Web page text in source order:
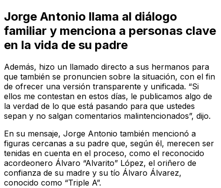
Jorge Antonio llama al diálogo
familiar y menciona a personas clave
en la vida de su padre
Además, hizo un llamado directo a sus hermanos para
que también se pronuncien sobre la situación, con el fin
de ofrecer una versión transparente y unificada. “Si
ellos me contestan en estos días, le publicamos algo de
la verdad de lo que está pasando para que ustedes
sepan y no salgan comentarios malintencionados”, dijo.
En su mensaje, Jorge Antonio también mencionó a
figuras cercanas a su padre que, según él, merecen ser
tenidas en cuenta en el proceso, como el reconocido
acordeonero Álvaro “Alvarito” López, el oriñero de
confianza de su madre y su tío Álvaro Álvarez,
conocido como “Triple A”.